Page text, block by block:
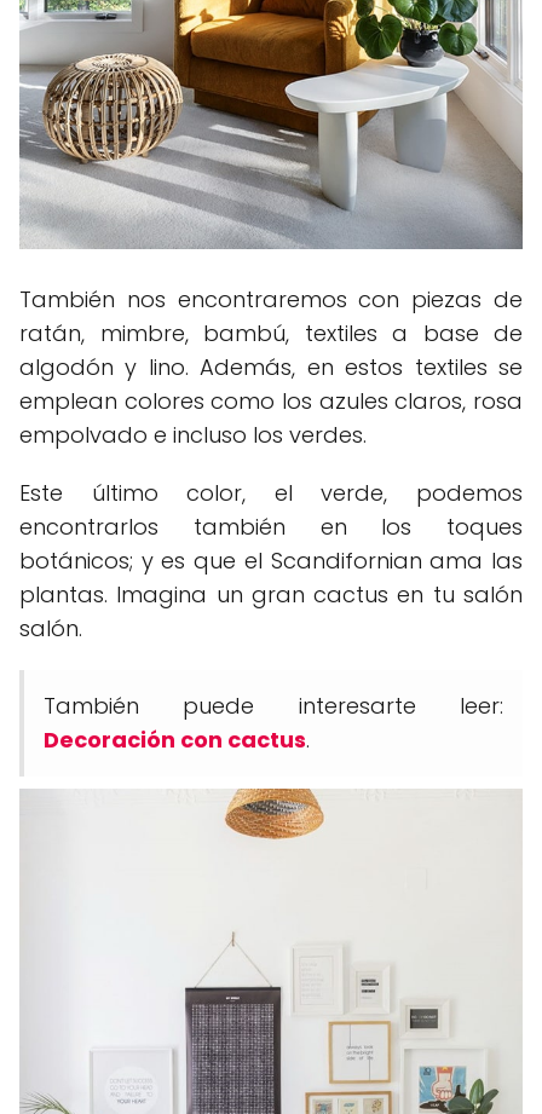
También nos encontraremos con piezas de
ratán, mimbre, bambú, textiles a base de
algodón y lino. Además, en estos textiles se
emplean colores como los azules claros, rosa
empolvado e incluso los verdes.
Este último color, el verde, podemos
encontrarlos también en los toques
botánicos; y es que el Scandifornian ama las
plantas. Imagina un gran cactus en tu salón
salón.
También puede interesarte leer:
Decoración con cactus.